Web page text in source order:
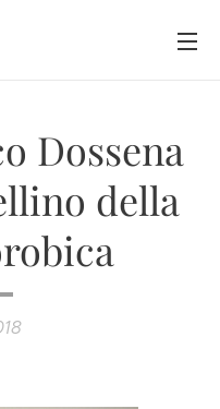
Dossena
della